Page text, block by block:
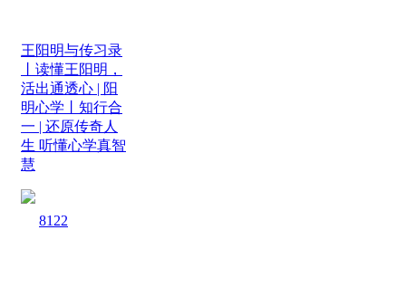
王阳明与传习录
丨读懂王阳明，
活出通透心 | 阳
明心学丨知行合
一 | 还原传奇人
生 听懂心学真智
慧
8122